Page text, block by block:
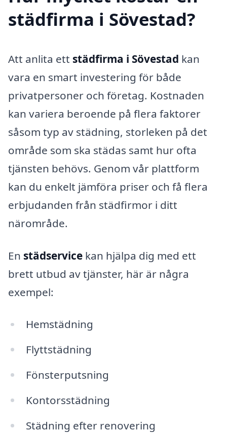
städfirma i Sövestad?
Att anlita ett städfirma i Sövestad kan
vara en smart investering för både
privatpersoner och företag. Kostnaden
kan variera beroende på flera faktorer
såsom typ av städning, storleken på det
område som ska städas samt hur ofta
tjänsten behövs. Genom vår plattform
kan du enkelt jämföra priser och få flera
erbjudanden från städfirmor i ditt
närområde.
En städservice kan hjälpa dig med ett
brett utbud av tjänster, här är några
exempel:
Hemstädning
Flyttstädning
Fönsterputsning
Kontorsstädning
Städning efter renovering